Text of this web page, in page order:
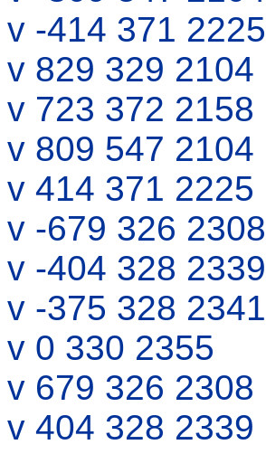
v -414 371 2225
v 829 329 2104
v 723 372 2158
v 809 547 2104
v 414 371 2225
v -679 326 2308
v -404 328 2339
v -375 328 2341
v 0 330 2355
v 679 326 2308
v 404 328 2339